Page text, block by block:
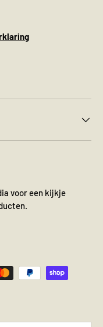
voor een kijkje